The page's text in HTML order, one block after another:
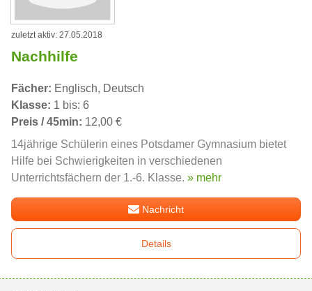
zuletzt aktiv: 27.05.2018
Nachhilfe
Fächer: Englisch, Deutsch
Klasse: 1 bis: 6
Preis / 45min: 12,00 €
14jährige Schülerin eines Potsdamer Gymnasium bietet
Hilfe bei Schwierigkeiten in verschiedenen
Unterrichtsfächern der 1.-6. Klasse. » mehr
Nachricht
Details